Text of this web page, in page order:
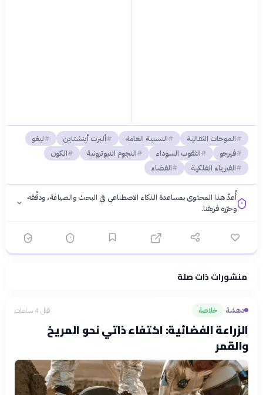
الموجات الثقالية النسبية العامة ألبرت أينشتاين
ليغو
فيرجو
الثقوب السوداء النجوم النيوترونية
الكون
الفيزياء الفلكية
الفضاء
أُعدّ هذا المحتوى بمساعدة الذكاء الاصطناعي في البحث والصياغة، ودقّقه
وحرّره فريقنا.
فلسفتنا المعرفية· سياسة الذكاء الاصطناعيمنشورات ذات صلة
دهشة› خلاصة قبل 4 ساعات
الزراعة الفضائية: اكتفاء ذاتي نحو المريخ
والقمر